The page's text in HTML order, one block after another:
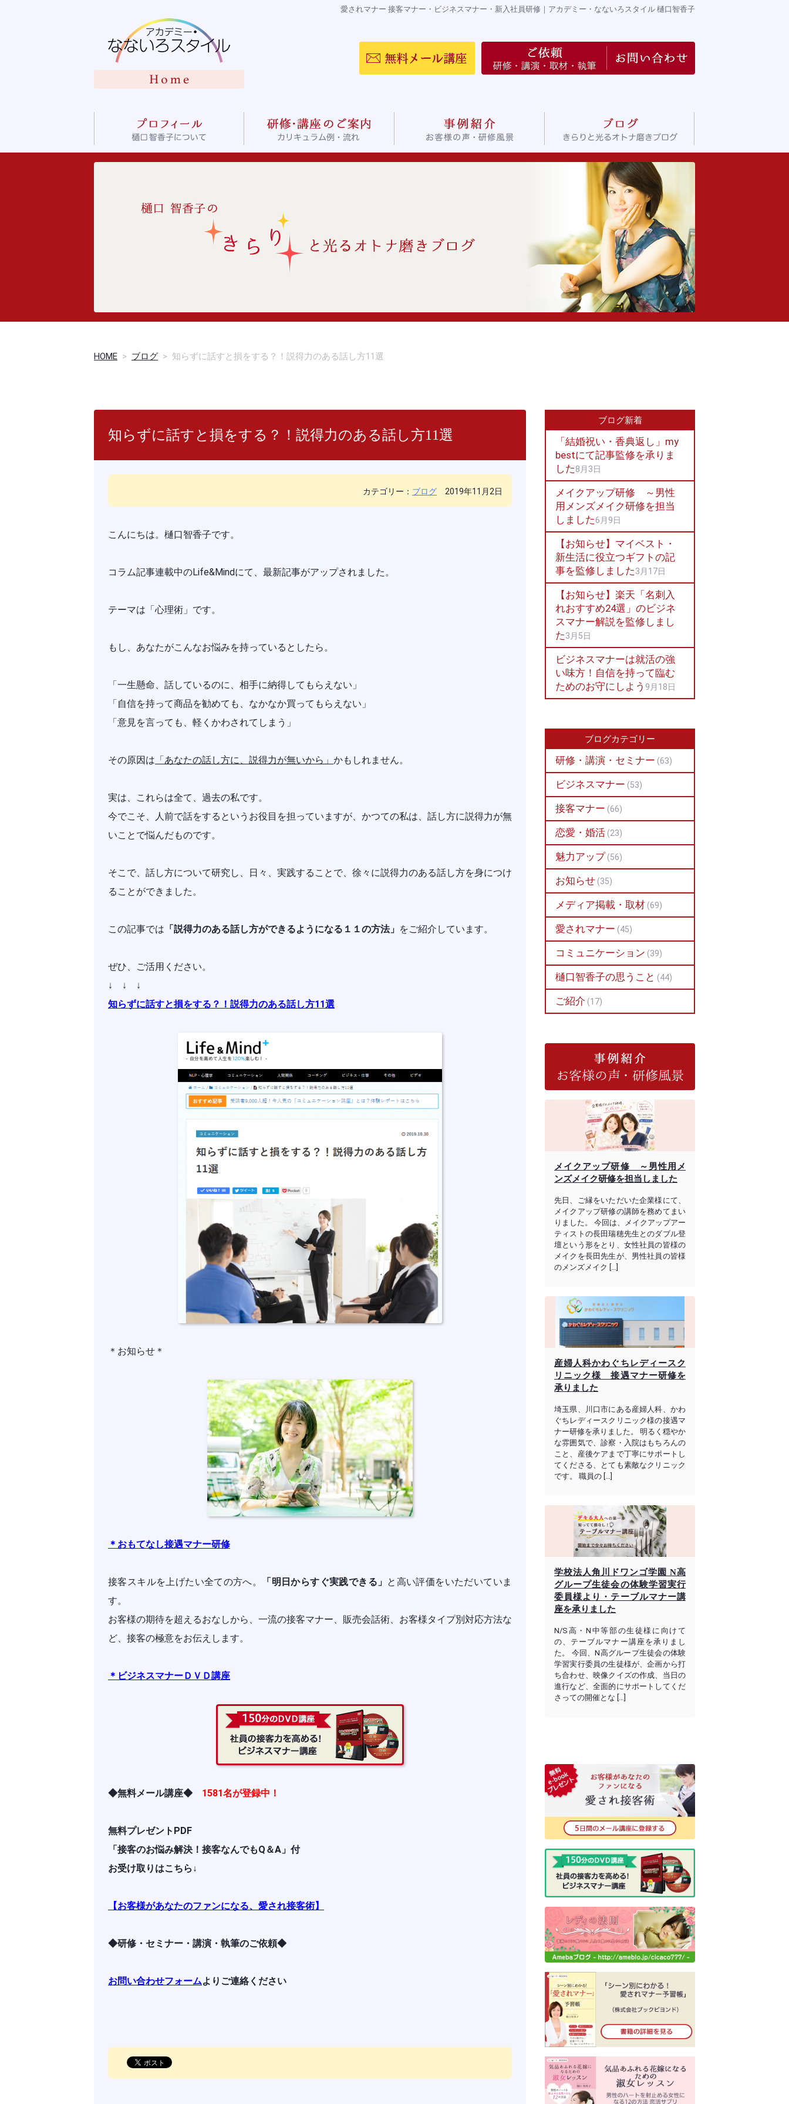
愛されマナー 接客マナー・ビジネスマナー・新入社員研修 ｜アカデミー・なないろスタイル 樋口智香子
HOME > ブログ > 知らずに話すと損をする？！説得力のある話し方11選
知らずに話すと損をする？！説得力のある話し方11選
カテゴリー： ブログ 2019年11月2日
こんにちは。樋口智香子です。
コラム記事連載中のLife&Mindにて、最新記事がアップされました。
テーマは「心理術」です。
もし、あなたがこんなお悩みを持っているとしたら。
「一生懸命、話しているのに、相手に納得してもらえない」
「自信を持って商品を勧めても、なかなか買ってもらえない」
「意見を言っても、軽くかわされてしまう」
その原因は 「あなたの話し方に、説得力が無いから」 かもしれません。
実は、これらは全て、過去の私です。
今でこそ、人前で話をするというお役目を担っていますが、かつての私は、話し方に説得力が無
いことで悩んだものです。
そこで、話し方について研究し、日々、実践することで、徐々に説得力のある話し方を身につけ
ることができました。
この記事では 「説得力のある話し方ができるようになる１１の方法」 をご紹介しています。
ぜひ、ご活用ください。
↓ ↓ ↓
知らずに話すと損をする？！説得力のある話し方11選
＊お知らせ＊
＊おもてなし接遇マナー研修
接客スキルを上げたい全ての方へ。 「明日からすぐ実践できる」 と高い評価をいただいていま
す。
お客様の期待を超えるおなしから、一流の接客マナー、販売会話術、お客様タイプ別対応方法な
ど、接客の極意をお伝えします。
＊ビジネスマナーＤＶＤ講座
◆無料メール講座◆ 1581名が登録中！
無料プレゼントPDF
「接客のお悩み解決！接客なんでもQ＆A」付
お受け取りはこちら↓
【お客様があなたのファンになる、愛され接客術】
◆研修・セミナー・講演・執筆のご依頼◆
お問い合わせフォームよりご連絡ください
ブログ新着
「結婚祝い・香典返し」my
bestにて記事監修を承りま
した8月3日
メイクアップ研修 ～男性
用メンズメイク研修を担当
しました6月9日
【お知らせ】マイベスト・
新生活に役立つギフトの記
事を監修しました3月17日
【お知らせ】楽天「名刺入
れおすすめ24選」のビジネ
スマナー解説を監修しまし
た3月5日
ビジネスマナーは就活の強
い味方！自信を持って臨む
ためのお守にしよう 9月18日
ブログカテゴリー
研修・講演・セミナー (63)
ビジネスマナー (53)
接客マナー (66)
恋愛・婚活 (23)
魅力アップ (56)
お知らせ (35)
メディア掲載・取材 (69)
愛されマナー (45)
コミュニケーション (39)
樋口智香子の思うこと (44)
ご紹介 (17)
メイクアップ研修 ～男性用メ
ンズメイク研修を担当しました
先日、ご縁をいただいた企業様にて、
メイクアップ研修の講師を務めてまい
りました。 今回は、メイクアップアー
ティストの長田瑞穂先生とのダブル登
壇という形をとり、女性社員の皆様の
メイクを長田先生が、男性社員の皆様
のメンズメイク […]
産婦人科かわぐちレディースク
リニック様 接遇マナー研修を
承りました
埼玉県、川口市にある産婦人科、かわ
ぐちレディースクリニック様の接遇マ
ナー研修を承りました。 明るく穏やか
な雰囲気で、診察・入院はもちろんの
こと、産後ケアまで丁寧にサポートし
てくださる、とても素敵なクリニック
です。 職員の […]
学校法人角川ドワンゴ学園 N高
グループ生徒会の体験学習実行
委員様より・テーブルマナー講
座を承りました
N/S高・N中等部の生徒様に向けて
の、テーブルマナー講座を承りまし
た。 今回、N高グループ生徒会の体験
学習実行委員の生徒様が、企画から打
ち合わせ、映像クイズの作成、当日の
進行など、全面的にサポートしてくだ
さっての開催とな […]